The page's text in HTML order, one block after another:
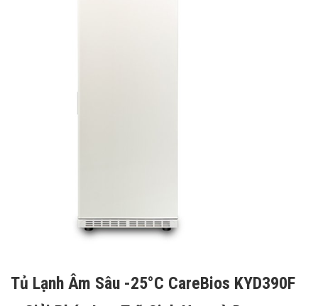
Tủ Lạnh Âm Sâu -25°C CareBios KYD390F